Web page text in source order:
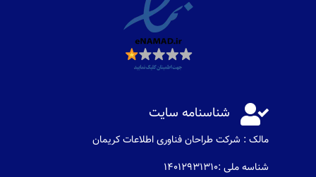
 شناسنامه سایت
مالک : شرکت طراحان فناوری اطلاعات كريمان
شناسه ملی :14012931310